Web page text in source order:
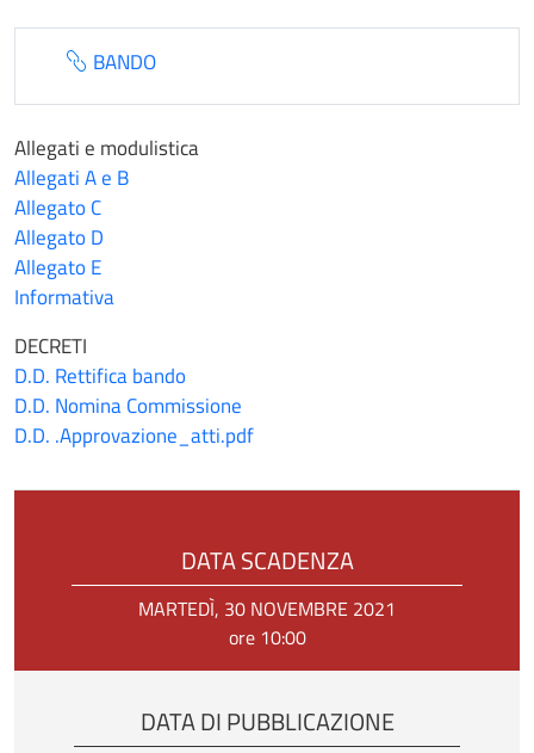
BANDO
Allegati e modulistica
Allegati A e B
Allegato C
Allegato D
Allegato E
Informativa
DECRETI
D.D. Rettifica bando
D.D. Nomina Commissione
D.D. .Approvazione_atti.pdf
DATA SCADENZA
MARTEDÌ, 30 NOVEMBRE 2021
ore 10:00
DATA DI PUBBLICAZIONE